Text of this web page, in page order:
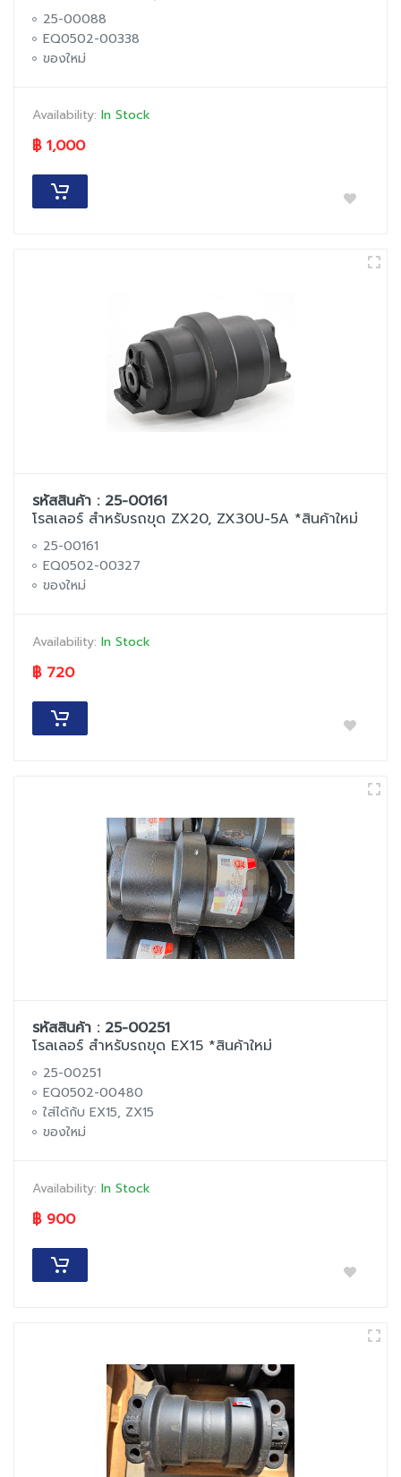
25-00088
EQ0502-00338
ของใหม่
Availability: In Stock
฿ 1,000
รหัสสินค้า : 25-00161
โรลเลอร์ สำหรับรถขุด ZX20, ZX30U-5A *สินค้าใหม่
25-00161
EQ0502-00327
ของใหม่
Availability: In Stock
฿ 720
รหัสสินค้า : 25-00251
โรลเลอร์ สำหรับรถขุด EX15 *สินค้าใหม่
25-00251
EQ0502-00480
ใส่ได้กับ EX15, ZX15
ของใหม่
Availability: In Stock
฿ 900